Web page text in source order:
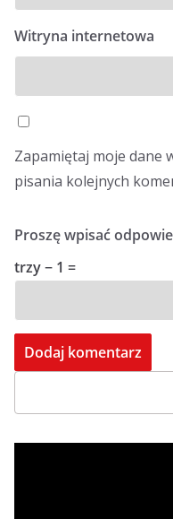
Witryna internetowa
Zapamiętaj moje dane
pisania kolejnych
Proszę wpisać
trzy − 1 =